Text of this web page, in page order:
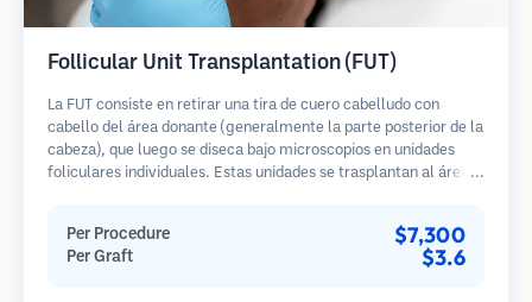
Follicular Unit Transplantation (FUT)
La FUT consiste en retirar una tira de cuero cabelludo con
cabello del área donante (generalmente la parte posterior de la
cabeza), que luego se diseca bajo microscopios en unidades
foliculares individuales. Estas unidades se trasplantan al área
Per Procedure $7,300
Per Graft $3.6